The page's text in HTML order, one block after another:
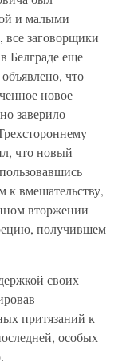
и малыми
заговорщики
Белграде еще
что
новое
заверило
что новый
к вмешательству,
вторжении
получившем
своих
притязаний к
особых